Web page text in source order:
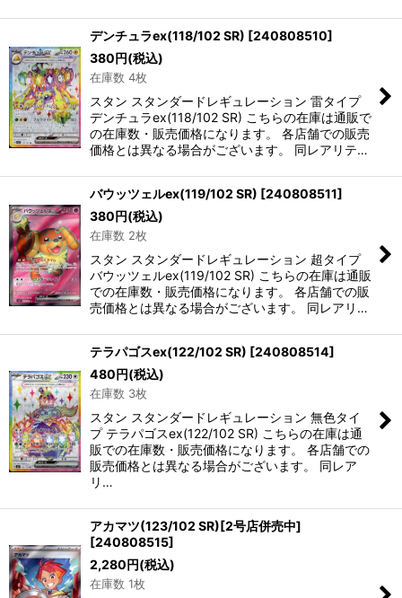
デンチュラex(118/102 SR) [240808510]
380円(税込)
在庫数 4枚
スタン スタンダードレギュレーション 雷タイプ
デンチュラex(118/102 SR) こちらの在庫は通販で
の在庫数・販売価格になります。 各店舗での販売
価格とは異なる場合がございます。 同レアリテ…
バウッツェルex(119/102 SR) [240808511]
380円(税込)
在庫数 2枚
スタン スタンダードレギュレーション 超タイプ
バウッツェルex(119/102 SR) こちらの在庫は通販
での在庫数・販売価格になります。 各店舗での販
売価格とは異なる場合がございます。 同レアリ…
テラパゴスex(122/102 SR) [240808514]
480円(税込)
在庫数 3枚
スタン スタンダードレギュレーション 無色タイ
プ テラパゴスex(122/102 SR) こちらの在庫は通
販での在庫数・販売価格になります。 各店舗での
販売価格とは異なる場合がございます。 同レア
リ…
アカマツ(123/102 SR)[2号店併売中]
[240808515]
2,280円(税込)
在庫数 1枚